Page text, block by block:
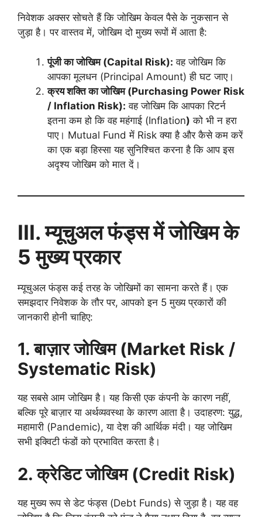
निवेशक अक्सर सोचते हैं कि जोखिम केवल पैसे के नुकसान से
जुड़ा है। पर वास्तव में, जोखिम दो मुख्य रूपों में आता है:
पूंजी का जोखिम (Capital Risk): वह जोखिम कि
आपका मूलधन (Principal Amount) ही घट जाए।
क्रय शक्ति का जोखिम (Purchasing Power Risk
/ Inflation Risk): वह जोखिम कि आपका रिटर्न
इतना कम हो कि वह महंगाई (Inflation) को भी न हरा
पाए। Mutual Fund में Risk क्या है और कैसे कम करें
का एक बड़ा हिस्सा यह सुनिश्चित करना है कि आप इस
अदृश्य जोखिम को मात दें।
III.म्यूचुअल फंड्स में जोखिम के
5मुख्य प्रकार
म्यूचुअल फंड्स कई तरह के जोखिमों का सामना करते हैं। एक
समझदार निवेशक के तौर पर, आपको इन 5 मुख्य प्रकारों की
जानकारी होनी चाहिए:
1.बाज़ार जोखिम (Market Risk /
Systematic Risk)
यह सबसे आम जोखिम है। यह किसी एक कंपनी के कारण नहीं,
बल्कि पूरे बाज़ार या अर्थव्यवस्था के कारण आता है। उदाहरण: युद्ध,
महामारी (Pandemic), या देश की आर्थिक मंदी। यह जोखिम
सभी इक्विटी फंडों को प्रभावित करता है।
2.क्रेडिट जोखिम (Credit Risk)
यह मुख्य रूप से डेट फंड्स (Debt Funds) से जुड़ा है। यह वह